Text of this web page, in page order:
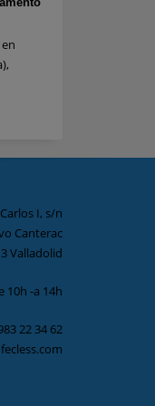
I, s/n
Canterac
Valladolid
10h -a 14h
22 34 62